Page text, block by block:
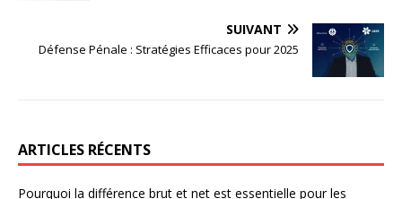
SUIVANT
Défense Pénale : Stratégies Efficaces pour 2025
ARTICLES RÉCENTS
Pourquoi la différence brut et net est essentielle pour les